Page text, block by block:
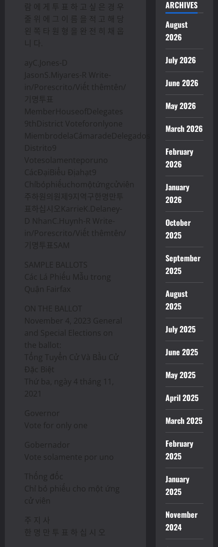
람 에 게 투 표 하 고 싶 은 경 우
줄 위 에 그 이 름 을 적 고 해 당
왼 쪽 타 원 형 을 완 전 히 채 웁
니 다.
ayC.Jones-D
JasonS.Miyares-R Write-
in/Porescrito/Viết thêmtên/
기명투표
MemberHouseofDelegates
9thDistrict Voteforonlyone
MiembrodelaCámaradeDelegados
Distrito9
Votesolamenteporuno
CácĐạiBiểu Địahạt9
Chỉbỏphiếuchomộtứngcửviên
주하원의원제9지역구한명만투
표하십시오KarrieK.Delaney-
D NhanC.Huynh-R Write-
in/Porescrito/Viết thêmtên/
기명투표SAM
SAMPLE BALLOTS
Các Lá Phiếu Mẫu trong
Quận Fairfax
ON THE BALLOT
November 4, 2023 General
and Special Elections on
the ballot:
Tổng Tuyển Cử Và Bầu Cử
Đặc Biệt
Thứ ba, ngày 4 tháng 11,
2021
Governor
Vote for only one
Gobernador
Vote solamente por uno
Thống đốc
Chỉ bỏ phiếu cho một ứng
cử viên
주 지 사
한 명 만 투 표 하 십 시 오
ARCHIVES
August
2026
July 2026
June 2026
May 2026
March 2026
February
2026
January
2026
October
2025
September
2025
August
2025
July 2025
June 2025
May 2025
April 2025
March 2025
February
2025
January
2025
November
2024